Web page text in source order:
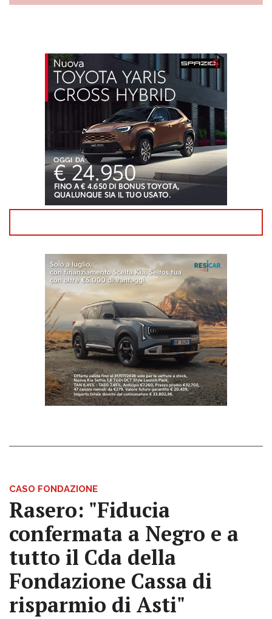
CASO FONDAZIONE
Rasero: "Fiducia
confermata a Negro e a
tutto il Cda della
Fondazione Cassa di
risparmio di Asti"